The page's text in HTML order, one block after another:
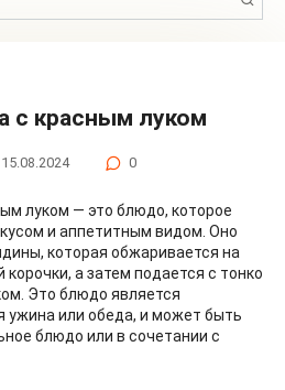
с красным луком
15.08.2024 0
луком — это блюдо, которое
и аппетитным видом. Оно
которая обжаривается на
а затем подается с тонко
Это блюдо является
ужина или обеда, и может быть
блюдо или в сочетании с